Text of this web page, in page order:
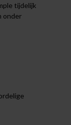
tijdelijk
onder